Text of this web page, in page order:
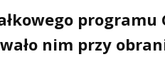
programu
nim przy